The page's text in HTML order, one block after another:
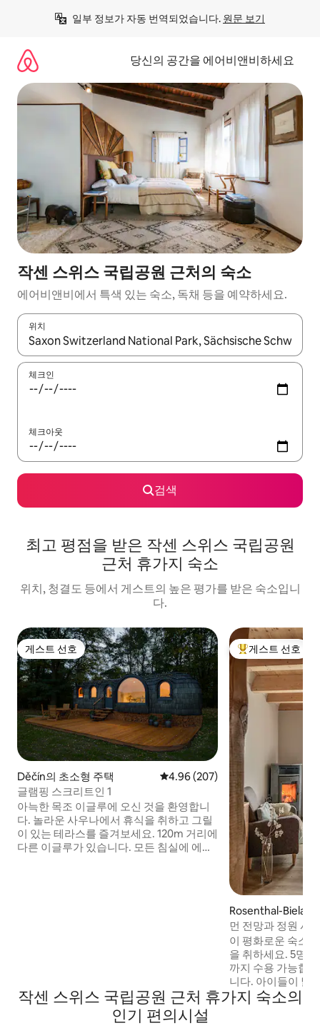
일부 정보가 자동 번역되었습니다. 원문 보기
당신의 공간을 에어비앤비하세요
작센 스위스 국립공원 근처의 숙소
에어비앤비에서 특색 있는 숙소, 독채 등을 예약하세요.
위치
결과가 나오면 위·아래 화살표 키를 사용하거나 터치 또는 스와이
체크인
체크아웃
검색
최고 평점을 받은 작센 스위스 국립공원
근처 휴가지 숙소
위치, 청결도 등에서 게스트의 높은 평가를 받은 숙소입니
다.
게스트 선호
게스트 선호
Děčín의 초소형 주택 평점 4.96점(5점 만점), 후기 207
4.96 (207)
글램핑 스크리트인 1
아늑한 목조 이글루에 오신 것을 환영합니
다. 놀라운 사우나에서 휴식을 취하고 그릴
이 있는 테라스를 즐겨보세요. 120m 거리에
다른 이글루가 있습니다. 모든 침실에 에어
상위 게스트 선호
게스트 선호
Rosenthal-
먼 전망과 정원 사
원주택
이 평화로운 숙소
을 취하세요. 5명
까지 수용 가능합
니다. 아이들이 넓
다. 하이킹- 등산-
3km 거리에 자연
작센 스위스 국립공원 근처 휴가지 숙소의
인기 편의시설